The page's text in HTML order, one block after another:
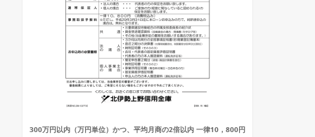
300万円以内（万円単位）かつ、平均月商の2倍以内 一律10，800円